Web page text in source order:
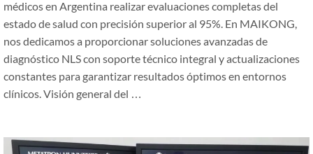
médicos en Argentina realizar evaluaciones completas del
estado de salud con precisión superior al 95%. En MAIKONG,
nos dedicamos a proporcionar soluciones avanzadas de
diagnóstico NLS con soporte técnico integral y actualizaciones
constantes para garantizar resultados óptimos en entornos
clínicos. Visión general del …